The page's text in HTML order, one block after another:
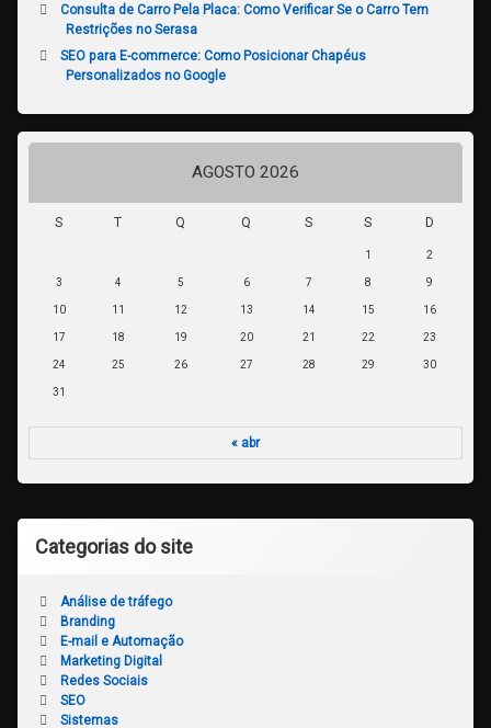
Consulta de Carro Pela Placa: Como Verificar Se o Carro Tem
Restrições no Serasa
SEO para E-commerce: Como Posicionar Chapéus
Personalizados no Google
AGOSTO 2026
S T Q Q S S D
1 2
3 4 5 6 7 8 9
10 11 12 13 14 15 16
17 18 19 20 21 22 23
24 25 26 27 28 29 30
31
« abr
Categorias do site
Análise de tráfego
Branding
E-mail e Automação
Marketing Digital
Redes Sociais
SEO
Sistemas